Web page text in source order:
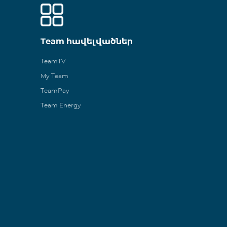
Team հավելվածներ
TeamTV
My Team
TeamPay
Team Energy